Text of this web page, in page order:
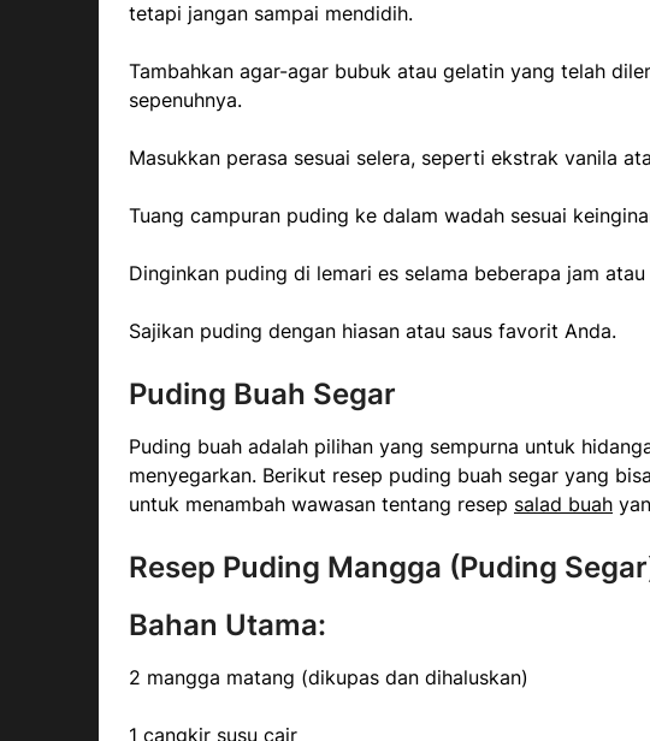
tetapi jangan sampai mendidih.
Tambahkan agar-agar bubuk atau gelatin yang telah
sepenuhnya.
Masukkan perasa sesuai selera, seperti ekstrak vanila
Tuang campuran puding ke dalam wadah sesuai
Dinginkan puding di lemari es selama beberapa jam
Sajikan puding dengan hiasan atau saus favorit Anda.
Puding Buah Segar
Puding buah adalah pilihan yang sempurna untuk
menyegarkan. Berikut resep puding buah segar yang
untuk menambah wawasan tentang resep salad buah
Resep Puding Mangga (Puding
Bahan Utama:
2 mangga matang (dikupas dan dihaluskan)
1 cangkir susu cair